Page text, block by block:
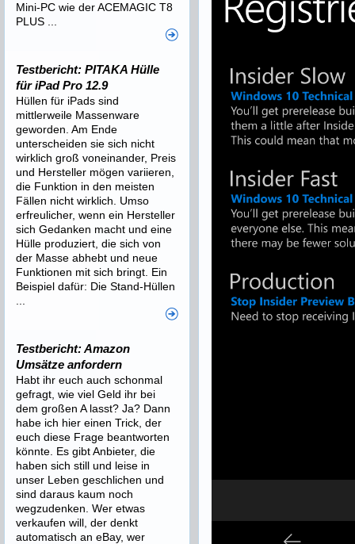
Mini-PC wie der ACEMAGIC T8
PLUS ...
Testbericht: PITAKA Hülle
für iPad Pro 12.9
Hüllen für iPads sind
mittlerweile Massenware
geworden. Am Ende
unterscheiden sie sich nicht
wirklich groß voneinander, Preis
und Hersteller mögen variieren,
die Funktion in den meisten
Fällen nicht wirklich. Umso
erfreulicher, wenn ein Hersteller
sich Gedanken macht und eine
Hülle produziert, die sich von
der Masse abhebt und neue
Funktionen mit sich bringt. Ein
Beispiel dafür: Die Stand-Hüllen
Testbericht: Amazon
Umsätze anfordern
Habt ihr euch auch schonmal
gefragt, wie viel Geld ihr bei
dem großen A lasst? Ja? Dann
habe ich hier einen Trick, der
euch diese Frage beantworten
könnte. Es gibt Anbieter, die
haben sich still und leise in
unser Leben geschlichen und
sind daraus kaum noch
wegzudenken. Wer etwas
verkaufen will, der denkt
automatisch an eBay, wer